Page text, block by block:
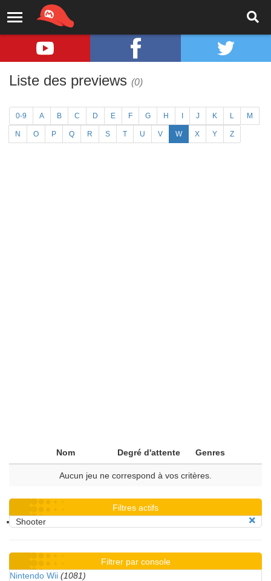
Liste des previews (0)
0-9 A B C D E F G H J K L M
N O P Q R S T U V W X Y Z
Nom Degré d'attente Genres
Aucun jeu ne correspond à vos critères.
Filtres actifs
Shooter
Filtrer par console
Nintendo Wii (1081)